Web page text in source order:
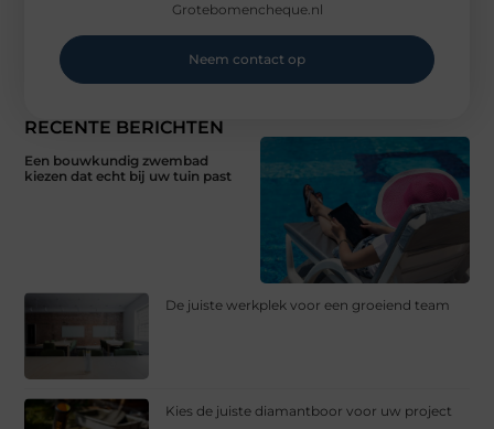
RECENTE BERICHTEN
Een bouwkundig zwembad
kiezen dat echt bij uw tuin past
De juiste werkplek voor een groeiend team
Kies de juiste diamantboor voor uw project
Grotebomencheque.nl
Neem contact op